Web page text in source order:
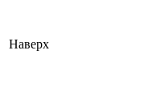
Наверх